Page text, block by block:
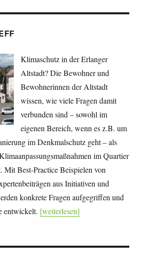
Klimaschutz in der Erlanger
Altstadt? Die Bewohner und
Bewohnerinnen der Altstadt
wissen, wie viele Fragen damit
verbunden sind – sowohl im
eigenen Bereich, wenn es z.B. um
im Denkmalschutz geht – als
im Quartier
Mit Best-Practice Beispielen von
aus Initiativen und
konkrete Fragen aufgegriffen und
entwickelt. [weiterlesen]